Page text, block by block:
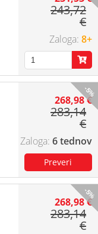
243,72
€
8+
-5%
268,98 €
283,14
€
6 tednov
-5%
268,98 €
283,14
€